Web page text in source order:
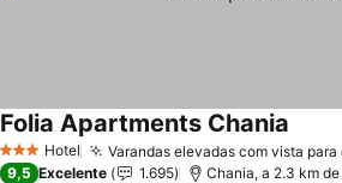
3 EstrelasHotel Varandas elevadas com vista para
Folia Apartments Chania
9,5 Excelente 1.695 Chania, a 2.3 km